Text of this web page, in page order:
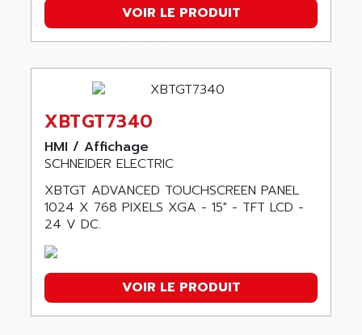
VOIR LE PRODUIT
XBTGT7340
HMI / Affichage
SCHNEIDER ELECTRIC
XBTGT ADVANCED TOUCHSCREEN PANEL
1024 X 768 PIXELS XGA - 15" - TFT LCD -
24 V DC.
VOIR LE PRODUIT